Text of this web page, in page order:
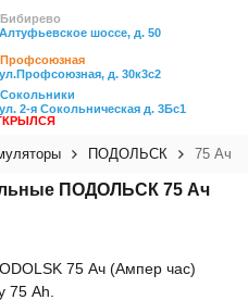
Алтуфьевское шоссе, д. 50
ул.Профсоюзная, д. 30к3с2
ул. 2-я Сокольническая д. 3Бс1
ПОДОЛЬСК 75 Ач
ПОДОЛЬСК 75 Ач
75 Ач (Ампер час)
75 Ah.